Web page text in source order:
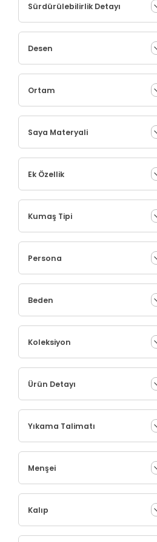
Sürdürülebilirlik Detayı
Desen
Ortam
Saya Materyali
Ek Özellik
Kumaş Tipi
Persona
Beden
Koleksiyon
Ürün Detayı
Yıkama Talimatı
Menşei
Kalıp